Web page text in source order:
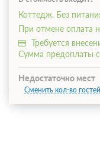
Коттедж, Без
При отмене оплата
Требуется
Сумма предоплаты
Недостаточно мест
Сменить кол-во гостей